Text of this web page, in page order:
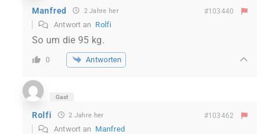
Manfred 2 Jahre her #103440
Antwort an Rolfi
So um die 95 kg.
0 Antworten
Gast
Rolfi 2 Jahre her #103462
Antwort an Manfred